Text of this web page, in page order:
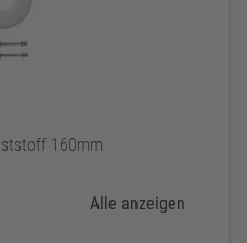
160mm
Alle anzeigen